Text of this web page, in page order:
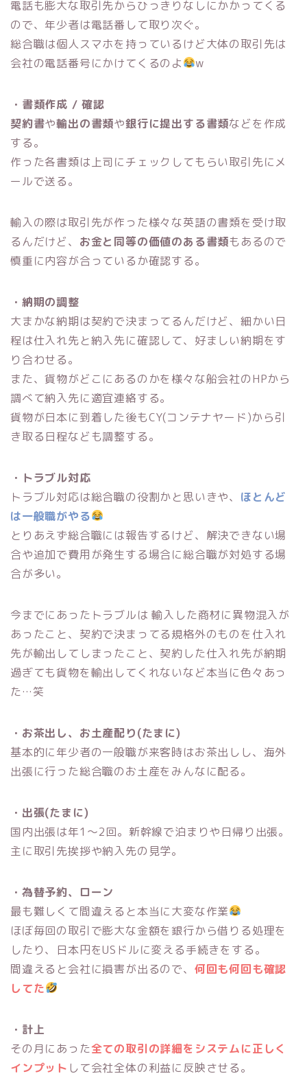
電話も膨大な取引先からひっきりなしにかかってくる
ので、年少者は電話番して取り次ぐ。
総合職は個人スマホを持っているけど大体の取引先は
会社の電話番号にかけてくるのよ
w
・書類作成 / 確認
契約書や輸出の書類や銀行に提出する書類などを作成
する。
作った各書類は上司にチェックしてもらい取引先にメ
ールで送る。
輸入の際は取引先が作った様々な英語の書類を受け取
るんだけど、 お金と同等の価値のある書類もあるので
慎重に内容が合っているか確認する。
・納期の調整
大まかな納期は契約で決まってるんだけど、細かい日
程は仕入れ先と納入先に確認して、好ましい納期をす
り合わせる。
また、貨物がどこにあるのかを様々な船会社のHPから
調べて納入先に適宜連絡する。
貨物が日本に到着した後もCY(コンテナヤード)から引
き取る日程なども調整する。
・トラブル対応
トラブル対応は総合職の役割かと思いきや、 ほとんど
は一般職がやる
とりあえず総合職には報告するけど、解決できない場
合や追加で費用が発生する場合に総合職が対処する場
合が多い。
今までにあったトラブルは 輸入した商材に異物混入が
あったこと、契約で決まってる規格外のものを仕入れ
先が輸出してしまったこと、契約した仕入れ先が納期
過ぎても貨物を輸出してくれないなど本当に色々あっ
た…笑
・お茶出し、お土産配り(たまに)
基本的に年少者の一般職が来客時はお茶出しし、海外
出張に行った総合職のお土産をみんなに配る。
・出張(たまに)
国内出張は年1〜2回。新幹線で泊まりや日帰り出張。
主に取引先挨拶や納入先の見学。
・為替予約、ローン
最も難しくて間違えると本当に大変な作業
ほぼ毎回の取引で膨大な金額を銀行から借りる処理を
したり、日本円をUSドルに変える手続きをする。
間違えると会社に損害が出るので、 何回も何回も確認
してた
・計上
その月にあった全ての取引の詳細をシステムに正しく
インプット して会社全体の利益に反映させる。